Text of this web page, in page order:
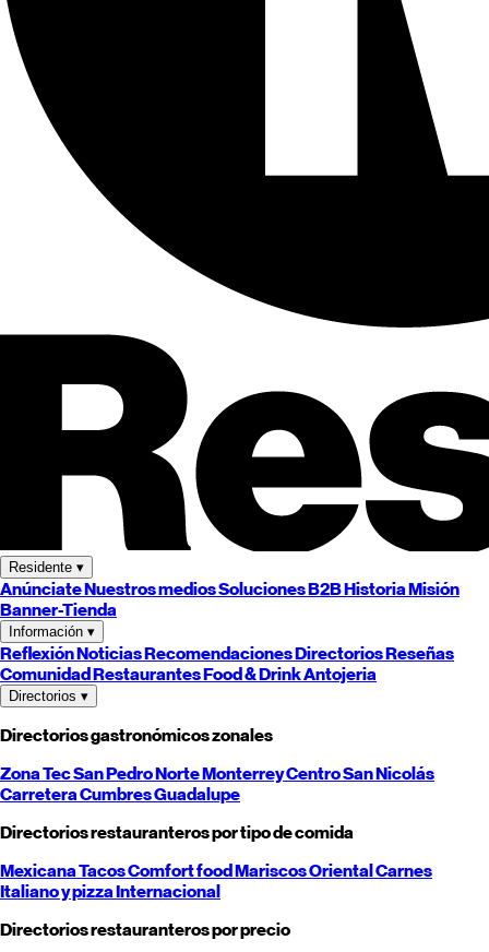
Residente ▾
AnúnciateNuestros mediosSoluciones B2BHistoriaMisión
Banner-Tienda
Información ▾
ReflexiónNoticiasRecomendacionesDirectoriosReseñas
ComunidadRestaurantesFood & DrinkAntojeria
Directorios ▾
Directorios gastronómicos zonales
Zona TecSan PedroNorteMonterreyCentroSan Nicolás
CarreteraCumbresGuadalupe
Directorios restauranteros por tipo de comida
MexicanaTacosComfort foodMariscosOrientalCarnes
Italiano y pizzaInternacional
Directorios restauranteros por precio